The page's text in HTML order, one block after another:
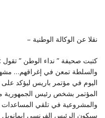
نقلا عن الوكالة الوطنية –
كتبت صحيفة ” نداء الوطن ” تقول :
والسلطة تمعن في إغراقهم…
اليوم في مؤتمر باريس ليؤكد
المؤتمر ‏بشخص رئيس الجمهورية
والمشروعية في تلقي ‏المساعدات
سيكون الرئيس الفرنسي